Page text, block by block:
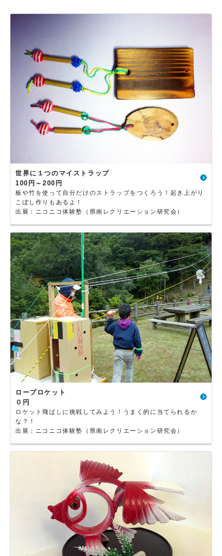
世界に１つのマイストラップ
100円～200円
板や竹を使って自分だけのストラップをつくろう！起き上がり
こぼし作りもあるよ！
出展：ニコニコ体験塾（県南レクリエーション研究会）
ロープロケット
０円
ロケット飛ばしに挑戦してみよう！うまく的に当てられるか
な？！
出展：ニコニコ体験塾（県南レクリエーション研究会）